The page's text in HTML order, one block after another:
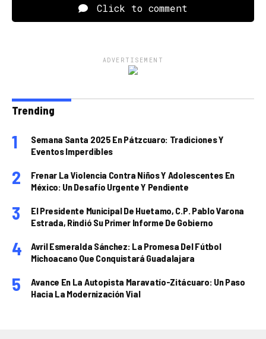
Click to comment
ADVERTISEMENT
Trending
Semana Santa 2025 En Pátzcuaro: Tradiciones Y
Eventos Imperdibles
Frenar La Violencia Contra Niños Y Adolescentes En
México: Un Desafío Urgente Y Pendiente
El Presidente Municipal De Huetamo, C.P. Pablo Varona
Estrada, Rindió Su Primer Informe De Gobierno
Avril Esmeralda Sánchez: La Promesa Del Fútbol
Michoacano Que Conquistará Guadalajara
Avance En La Autopista Maravatío-Zitácuaro: Un Paso
Hacia La Modernización Vial